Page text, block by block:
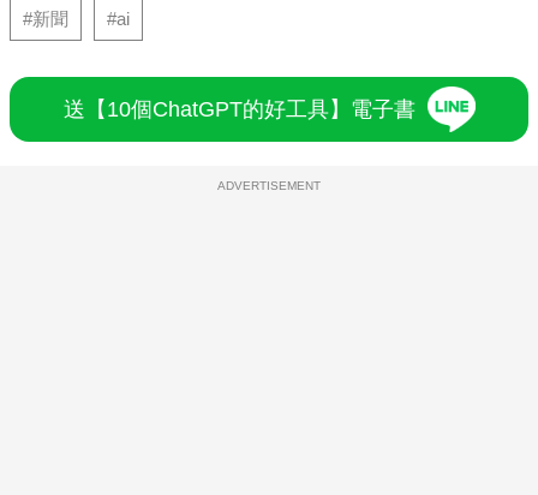
#新聞 #ai
送【10個ChatGPT的好工具】電子書
ADVERTISEMENT